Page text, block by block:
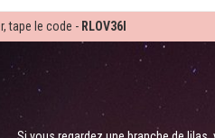
tape le code - RLOV36I